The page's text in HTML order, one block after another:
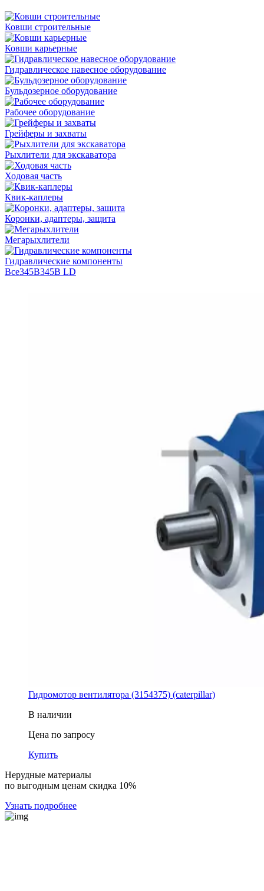
Ковши строительные
Ковши карьерные
Гидравлическое навесное оборудование
Бульдозерное оборудование
Рабочее оборудование
Грейферы и захваты
Рыхлители для экскаватора
Ходовая часть
Квик-каплеры
Коронки, адаптеры, защита
Мегарыхлители
Гидравлические компоненты
Все345B345B LD
Гидромотор вентилятора (3154375) (caterpillar)
В наличии
Цена по запросу
Купить
Нерудные материалы
по выгодным ценам скидка 10%
Узнать подробнее